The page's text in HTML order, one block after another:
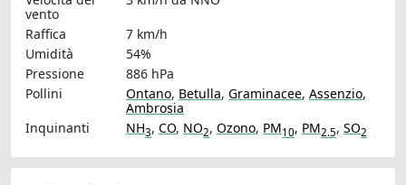
vento
Raffica
7 km/h
Umidità
54%
Pressione
886 hPa
Pollini
Ontano, Betulla, Graminacee, Assenzio,
Ambrosia
Inquinanti
NH3, CO, NO2, Ozono, PM10, PM2.5, SO2